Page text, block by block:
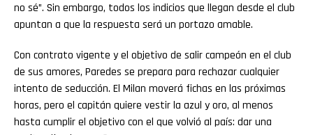
no sé”. Sin embargo, todos los indicios que llegan desde el club
apuntan a que la respuesta será un portazo amable.
Con contrato vigente y el objetivo de salir campeón en el club
de sus amores, Paredes se prepara para rechazar cualquier
intento de seducción. El Milan moverá fichas en las próximas
horas, pero el capitán quiere vestir la azul y oro, al menos
hasta cumplir el objetivo con el que volvió al país: dar una